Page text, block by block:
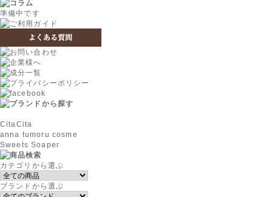
準備中です
CitaCita
anna tumoru cosme
Sweets Soaper
カテゴリから選ぶ
ブランドから選ぶ